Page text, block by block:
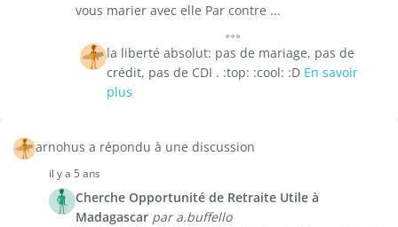
vous marier avec elle Par contre ...
la liberté absolut: pas de mariage, pas de
crédit, pas de CDI . :top: :cool: :D En savoir
plus
arnohus a répondu à une discussion
il y a 5 ans
Cherche Opportunité de Retraite Utile à
Madagascar par a.buffello